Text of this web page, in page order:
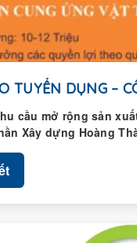
cầu mở rộng sản
Xây dựng Hoàng